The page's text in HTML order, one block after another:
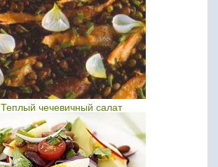
Теплый чечевичный салат